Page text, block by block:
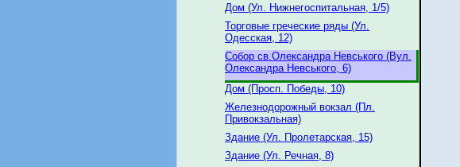
Дом (Ул. Нижнегоспитальная, 1/5)
Торговые греческие ряды (Ул.
Одесская, 12)
Собор св.Олександра Невського (Вул.
Олександра Невського, 6)
Дом (Просп. Победы, 10)
Железнодорожный вокзал (Пл.
Привокзальная)
Здание (Ул. Пролетарская, 15)
Здание (Ул. Речная, 8)